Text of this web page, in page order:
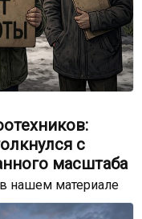
с
масштаба
нашем материале